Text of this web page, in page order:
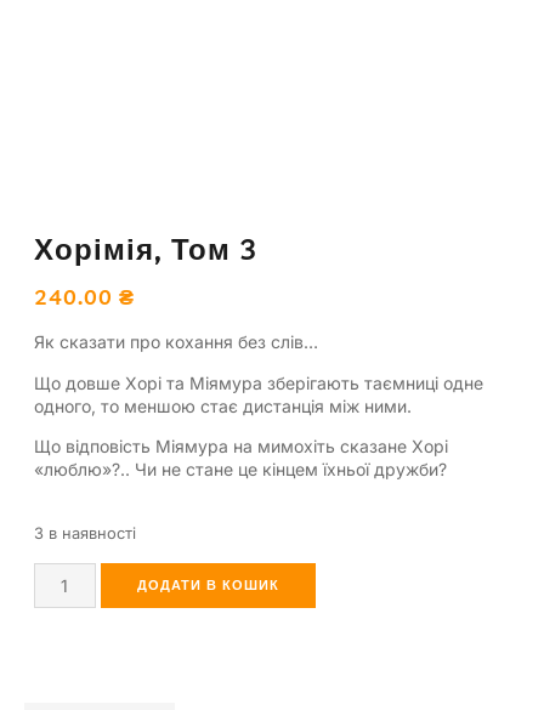
Хорімія, Том 3
240.00 ₴
Як сказати про кохання без слів…
Що довше Хорі та Міямура зберігають таємниці одне
одного, то меншою стає дистанція між ними.
Що відповість Міямура на мимохіть сказане Хорі
«люблю»?.. Чи не стане це кінцем їхньої дружби?
3 в наявності
ДОДАТИ В КОШИК